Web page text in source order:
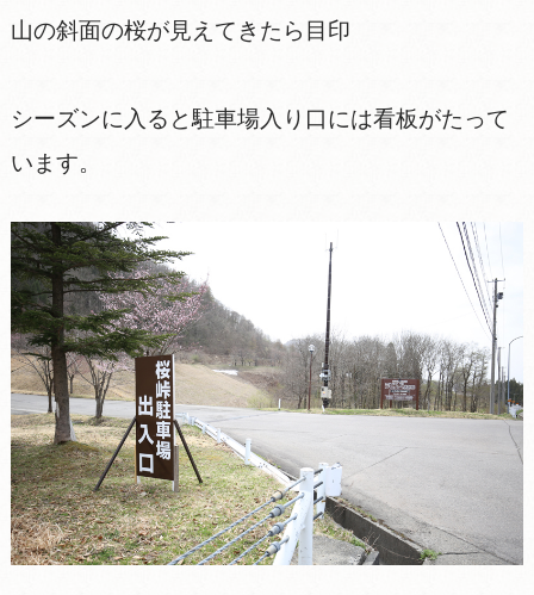
山の斜面の桜が見えてきたら目印
シーズンに入ると駐車場入り口には看板がたって
います。